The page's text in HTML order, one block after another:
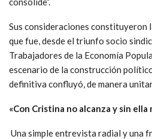
Sus consideraciones constituyeron
que fue, desde el triunfo socio
Trabajadores de la Economía
escenario de la construcción
definitiva confluyó, de manera
«Con Cristina no alcanza y sin ella
Una simple entrevista radial y una